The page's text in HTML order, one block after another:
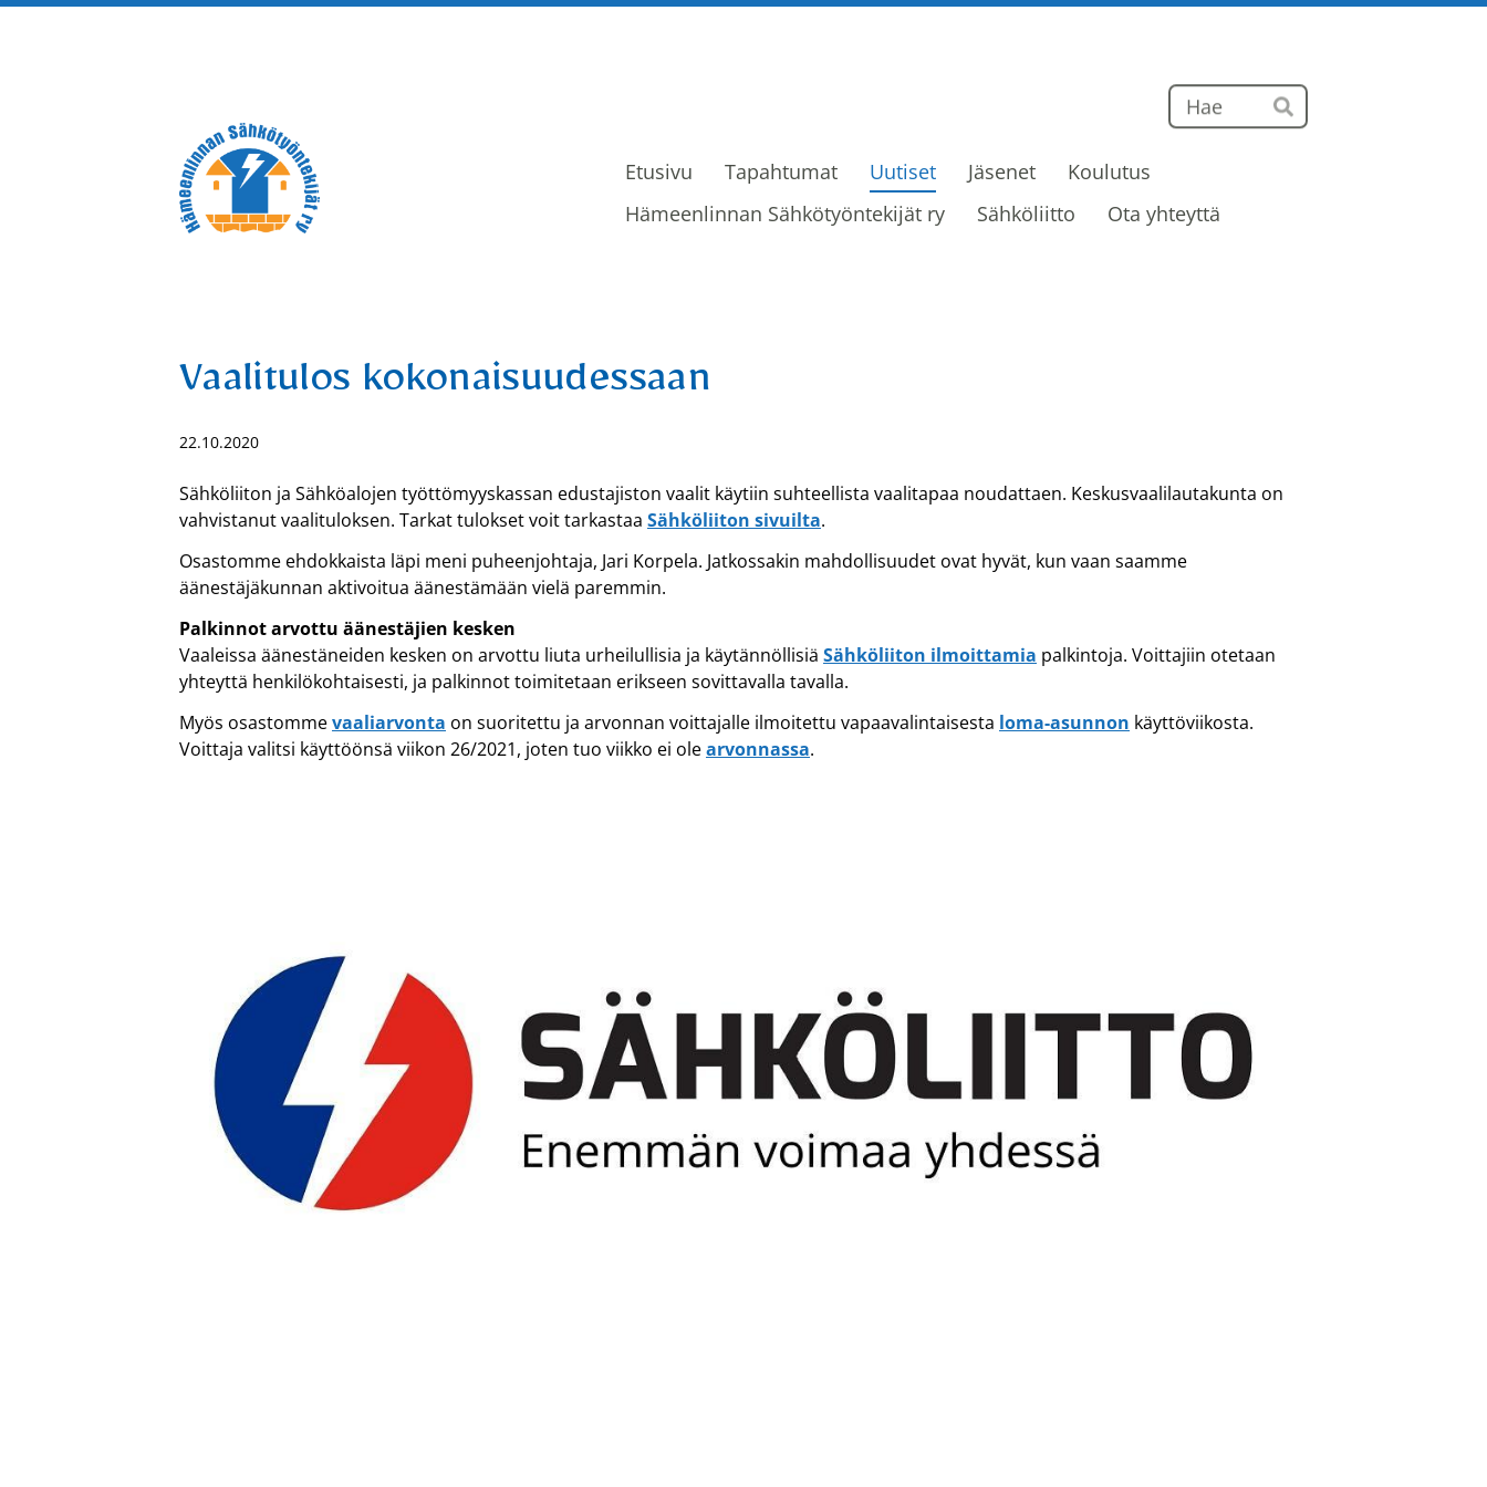
Haku
Hae
Hämeenlinnan Sähkötyöntekijät ry
Etusivu Tapahtumat Uutiset Jäsenet
Koulutus
Hämeenlinnan Sähkötyöntekijät ry
Sähköliitto Ota yhteyttä
Vaalitulos kokonaisuudessaan
22.10.2020
Sähköliiton ja Sähköalojen työttömyyskassan edustajiston vaalit käytiin suhteellista vaalitapaa noudattaen. Keskusvaalilautakunta on
vahvistanut vaalituloksen. Tarkat tulokset voit tarkastaa Sähköliiton sivuilta.
Osastomme ehdokkaista läpi meni puheenjohtaja, Jari Korpela. Jatkossakin mahdollisuudet ovat hyvät, kun vaan saamme
äänestäjäkunnan aktivoitua äänestämään vielä paremmin.
Palkinnot arvottu äänestäjien kesken
Vaaleissa äänestäneiden kesken on arvottu liuta urheilullisia ja käytännöllisiä Sähköliiton ilmoittamia palkintoja. Voittajiin otetaan
yhteyttä henkilökohtaisesti, ja palkinnot toimitetaan erikseen sovittavalla tavalla.
Myös osastommevaaliarvonta on suoritettu ja arvonnan voittajalle ilmoitettu vapaavalintaisesta loma-asunnon käyttöviikosta.
Voittaja valitsi käyttöönsä viikon 26/2021, joten tuo viikko ei olearvonnassa.